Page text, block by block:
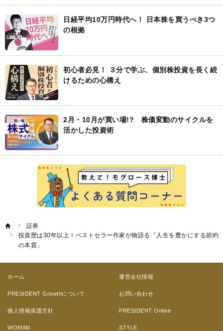
日経平均10万円時代へ！ 日本株を買うべき3つ
の根拠
初心者必見！ ３分で学ぶ、個別株投資を長く続
けるための心構え
2月・10月が買い場!? 株価変動のサイクルを
活かした投資術
証券
投資歴は30年以上！ベストセラー作家が物語る「人生を豊かにする節約
の本質」
ホーム 運営会社情報
PRESIDENT Growthについて お問い合わせ
個人情報保護方針 PRESIDENT Online
WOMAN STYLE